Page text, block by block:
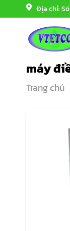
qua
Địa chỉ:
máy
Trang chủ